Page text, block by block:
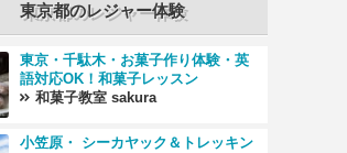
東京都のレジャー体験
東京・千駄木・お菓子作り体験・英
語対応OK！和菓子レッスン
和菓子教室 sakura
小笠原・ シーカヤック＆トレッキン